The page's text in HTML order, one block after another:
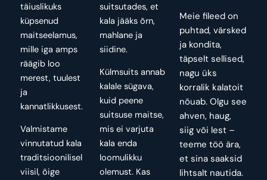
täiuslikuks
küpsenud
maitseelamus,
mille iga amps
räägib loo
merest, tuulest
ja
kannatlikkusest.
Valmistame
vinnutatud kala
traditsioonilisel
viisil, õige
suitsutades, et
kala jääks õrn,
mahlane ja
siidine.
Külmsuits annab
kalale sügava,
kuid peene
suitsuse maitse,
mis ei varjuta
kala enda
loomulikku
olemust. Kas
Meie fileed on
puhtad, värsked
ja kondita,
täpselt sellised,
nagu üks
korralik kalatoit
nõuab. Olgu see
ahven, haug,
siig või lest –
teeme töö ära,
et sina saaksid
lihtsalt nautida.